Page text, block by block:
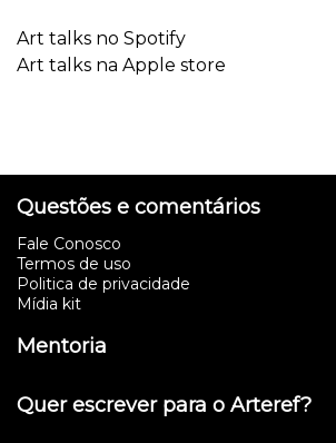
Art talks no Spotify
Art talks na Apple store
Questões e comentários
Fale Conosco
Termos de uso
Politica de privacidade
Mídia kit
Mentoria
Quer escrever para o Arteref?